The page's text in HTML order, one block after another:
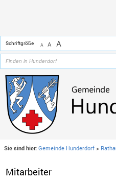
Schriftgröße A A A
Sie sind hier: Gemeinde Hunderdorf >
Mitarbeiter